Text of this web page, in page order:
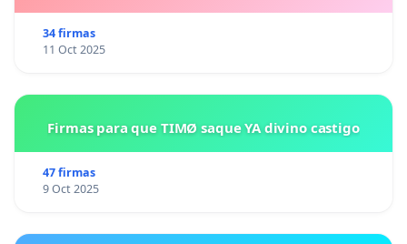
34 firmas
11 Oct 2025
Firmas para que TIMØ saque YA divino castigo
47 firmas
9 Oct 2025